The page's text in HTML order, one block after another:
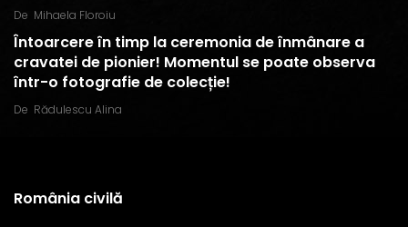
De Mihaela Floroiu
Întoarcere în timp la ceremonia de înmânare a
cravatei de pionier! Momentul se poate observa
într-o fotografie de colecție!
De Rădulescu Alina
România civilă